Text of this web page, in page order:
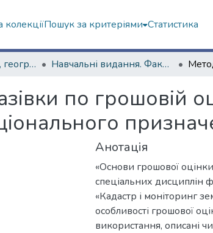
колекціїПошук за критеріями Статистика
Факультет геології, географіії, рекреації і туризму Навчальні видання. Факультет геології, географіії, рекреації і туризму
по грошовій
Анотація
«Основи грошової
спеціальних дисциплін
«Кадастр і моніторинг
особливості грошової
використання, описані